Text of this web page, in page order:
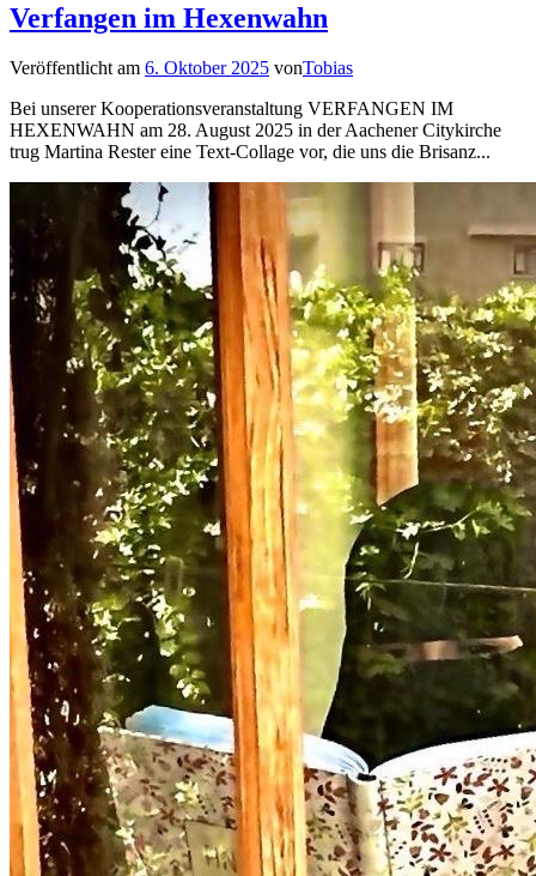
Verfangen im Hexenwahn
Veröffentlicht am 6. Oktober 2025 vonTobias
Bei unserer Kooperationsveranstaltung VERFANGEN IM
HEXENWAHN am 28. August 2025 in der Aachener Citykirche
trug Martina Rester eine Text-Collage vor, die uns die Brisanz...